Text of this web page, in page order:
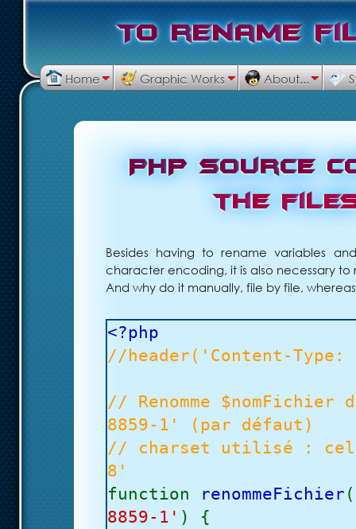
To rename fi
Home Graphic Works About...
PHP source c
the file
Besides having to rename variables
character encoding, it is also necessary to
And why do it manually, file by file,
<?php
//header('Content-
// Renomme
8859-1' (par défaut)
// charset utilisé :
8'
function
renommeFichier (
8859-1' ) {